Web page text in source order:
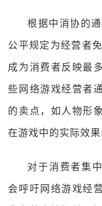
根据中消协的
公平规定为经营者
成为消费者反映最
些网络游戏经营者
的卖点，如人物形
在游戏中的实际效果
对于消费者集
会呼吁网络游戏经